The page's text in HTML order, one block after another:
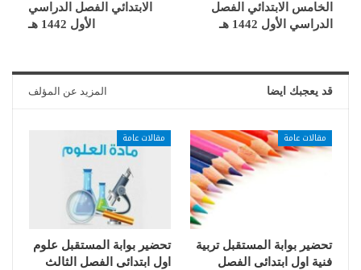
الخامس الابتدائي الفصل
الدراسي الأول 1442 هـ
الابتدائي الفصل الدراسي
الأول 1442 هـ
قد يعجبك ايضا المزيد عن المؤلف
مقالات عامة
تحضير بوابة المستقبل تربية
فنية اول ابتدائى الفصل
مقالات عامة
تحضير بوابة المستقبل علوم
اول ابتدائى الفصل الثالث